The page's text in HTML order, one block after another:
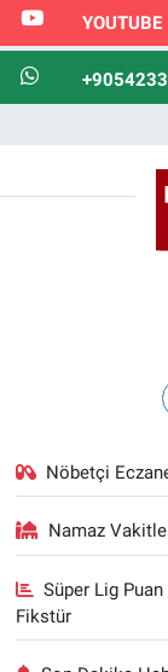
YOUTUBE
Nöbetçi
Namaz
Süper Lig
Fikstür